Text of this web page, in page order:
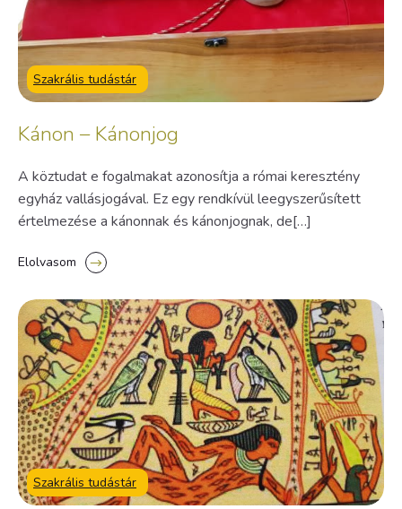
Szakrális tudástár
Kánon – Kánonjog
A köztudat e fogalmakat azonosítja a római keresztény
egyház vallásjogával. Ez egy rendkívül leegyszerűsített
értelmezése a kánonnak és kánonjognak, de[…]
Elolvasom
Szakrális tudástár